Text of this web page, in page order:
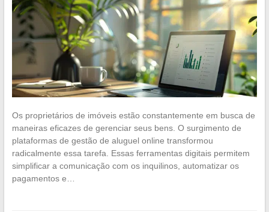
Os proprietários de imóveis estão constantemente em busca de
maneiras eficazes de gerenciar seus bens. O surgimento de
plataformas de gestão de aluguel online transformou
radicalmente essa tarefa. Essas ferramentas digitais permitem
simplificar a comunicação com os inquilinos, automatizar os
pagamentos e…